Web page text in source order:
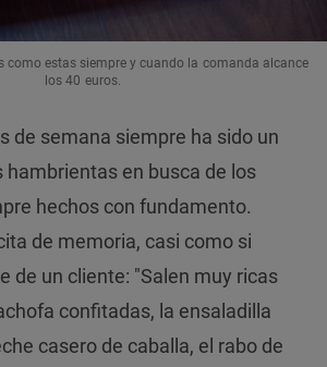
como estas siempre y cuando la comanda alcance
los 40 euros.
de semana siempre ha sido un
hambrientas en busca de los
hechos con fundamento.
de memoria, casi como si
de un cliente: "Salen muy ricas
confitadas, la ensaladilla
casero de caballa, el rabo de